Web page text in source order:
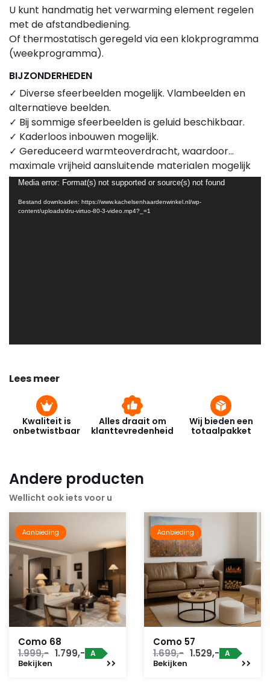
U kunt handmatig het verwarming element regelen
met de afstandbediening.
Of thermostatisch geregeld via een klokprogramma
(weekprogramma).
BIJZONDERHEDEN
✓ Diverse sfeerbeelden mogelijk. Vlambeelden en
alternatieve beelden.
✓ Bij sommige sfeerbeelden is geluid beschikbaar.
✓ Kaderloos inbouwen mogelijk.
✓ Gereduceerd warmteoverdracht, waardoor
maximale vrijheid aansluitende materialen mogelijk
is.
Videospeler
Media error: Format(s) not supported or source(s) not found
Bestand downloaden: https://www.kachelsenhaardenwinkel.nl/wp-
content/uploads/dru-virtuo-80-3-video.mp4?_=1
Lees meer
Kwaliteit is
onbetwistbaar
Alles draait om
klanttevredenheid
Wij bieden een
totaalpakket
Andere producten
Wellicht ook iets voor u
Aanbieding
Como 68
1.999,- Oorspronkelijke
prijs
1.799,- Huidige
A
Bekijken
Aanbieding
Como 57
1.699,- Oorspronkelijke
prijs
1.529,- Huidige
A
Bekijken